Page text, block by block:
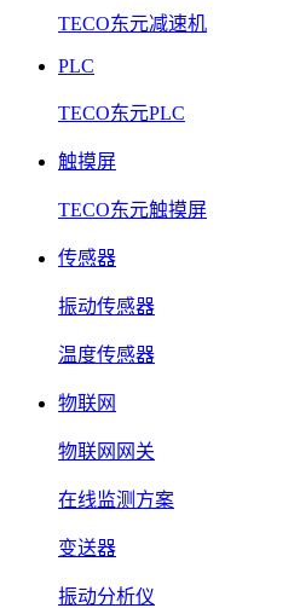
TECO东元减速机
PLC
TECO东元PLC
触摸屏
TECO东元触摸屏
传感器
振动传感器
温度传感器
物联网
物联网网关
在线监测方案
变送器
振动分析仪